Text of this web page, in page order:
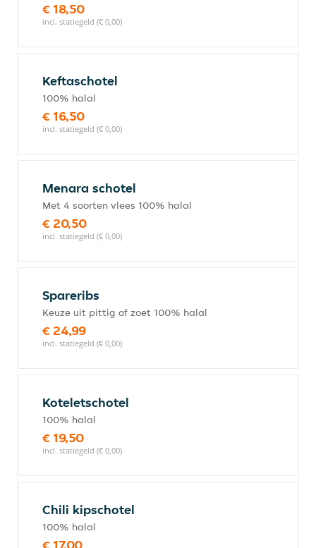
€ 18,50
incl. statiegeld (€ 0,00)
Keftaschotel
100% halal
€ 16,50
incl. statiegeld (€ 0,00)
Menara schotel
Met 4 soorten vlees 100% halal
€ 20,50
incl. statiegeld (€ 0,00)
Spareribs
Keuze uit pittig of zoet 100% halal
€ 24,99
incl. statiegeld (€ 0,00)
Koteletschotel
100% halal
€ 19,50
incl. statiegeld (€ 0,00)
Chili kipschotel
100% halal